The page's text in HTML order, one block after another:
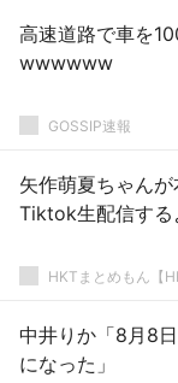
高速道路で車を
wwwwww
GOSSIP速報
矢作萌夏ちゃんが
Tiktok生配信する
HKTまとめもん【
中井りか「8月8
になった」